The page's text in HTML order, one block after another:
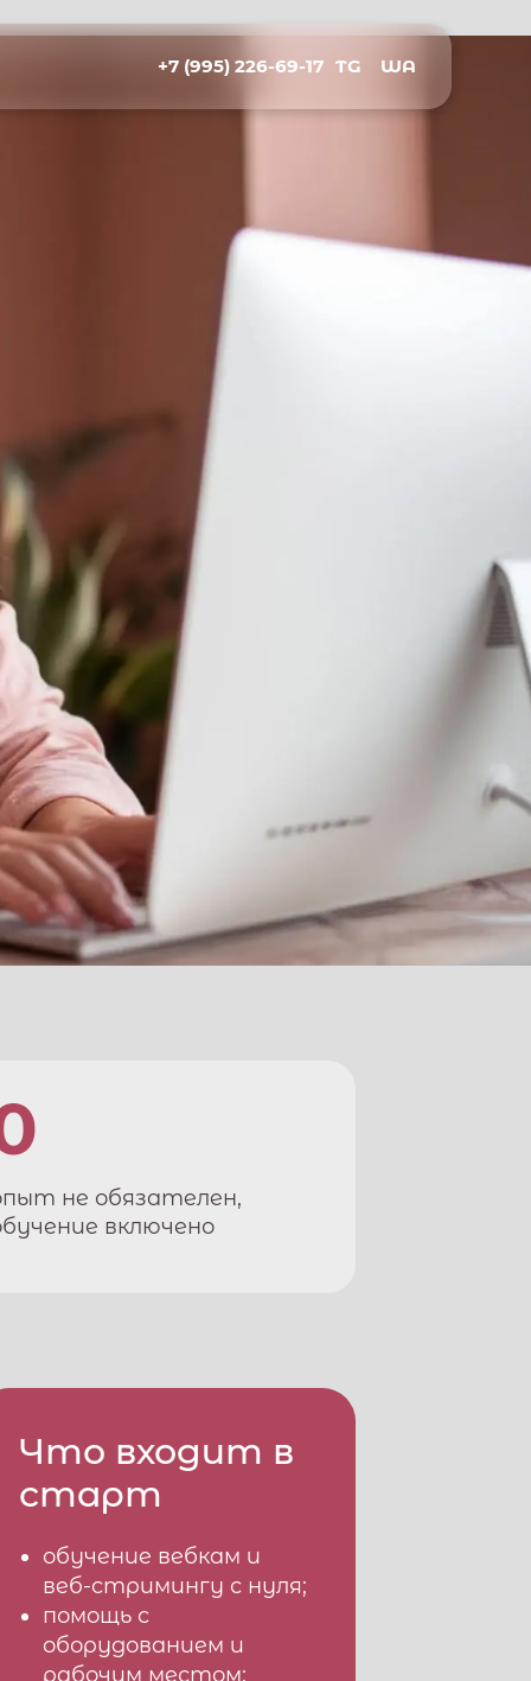
+7 (995) 226-69-17 TG WA
не обязателен,
включено
Что входит в
старт
обучение вебкам и
веб-стримингу с нуля;
помощь с
оборудованием и
рабочим местом;